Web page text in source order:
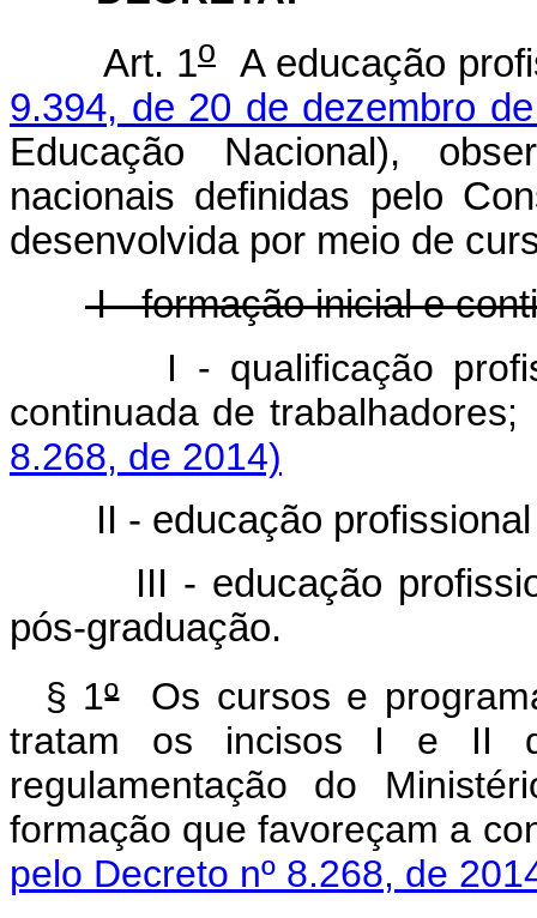
Art. 1o
A educação
9.394, de 20 de dezembro
Educação Nacional),
nacionais definidas pelo
desenvolvida por meio de
I - formação inicial e
I - qualificação
continuada de
8.268, de 2014)
II - educação
III - educação
pós-graduação.
§ 1º
Os cursos e
tratam os incisos I e II
regulamentação do
formação que favoreçam a
pelo Decreto nº 8.268, de